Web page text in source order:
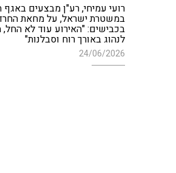
רועי עמיחי, רע"ן מבצעים באגף
במשטרת ישראל, על מחאת
בכבישים: "האירוע עוד לא
לנהוג באורך רוח וסבלנות"
24/06/2026